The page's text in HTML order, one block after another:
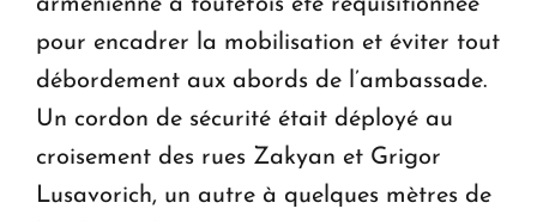
arménienne a toutefois été réquisitionnée
pour encadrer la mobilisation et éviter tout
débordement aux abords de l’ambassade.
Un cordon de sécurité était déployé au
croisement des rues Zakyan et Grigor
Lusavorich, un autre à quelques mètres de